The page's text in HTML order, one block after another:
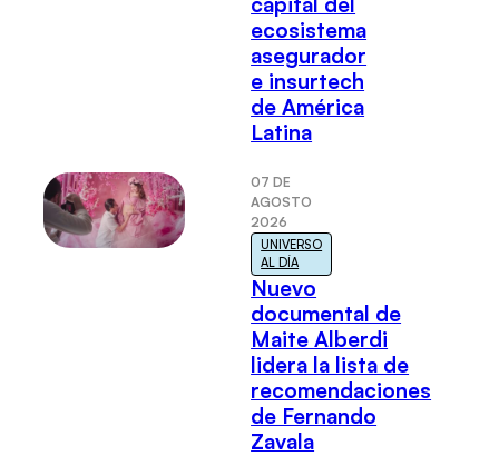
ecosistema
asegurador
e insurtech
de América
Latina
07 DE
AGOSTO
2026
UNIVERSO
AL DÍA
Nuevo
documental de
Maite Alberdi
lidera la lista de
recomendaciones
de Fernando
Zavala